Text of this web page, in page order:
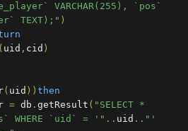
VARCHAR(255), `pos`
TEXT);" )
( uid , cid )
( uid )) then
= db . getResult ( "SELECT *
WHERE `uid` = '" .. uid .. "'